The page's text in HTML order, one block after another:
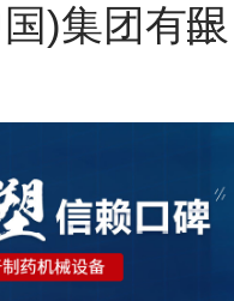
)集团有限